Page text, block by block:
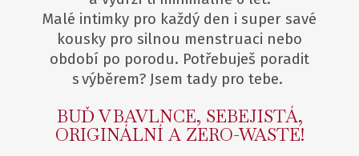
Malé intimky pro každý den i super savé
kousky pro silnou menstruaci nebo
období po porodu. Potřebuješ poradit
s výběrem? Jsem tady pro tebe.
BUĎ V BAVLNCE, SEBEJISTÁ,
ORIGINÁLNÍ A ZERO-WASTE!